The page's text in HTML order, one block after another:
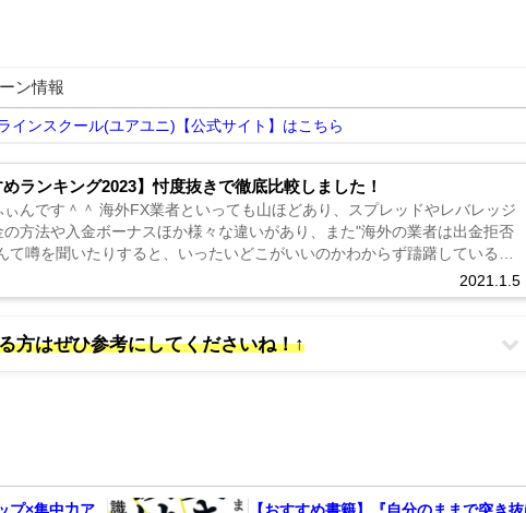
ン情報
インスクール(ユアユニ)【公式サイト】はこちら
めランキング2023】忖度抜きで徹底比較しました！
2021.1.5
んです＾＾ 海外FX業者といっても山ほどあり、スプレッドやレバレッジ
方法や入金ボーナスほか様々な違いがあり、また"海外の業者は出金拒否
て噂を聞いたりすると、いったいどこがいいのかわからず躊躇している人
方はぜひ参考にしてくださいね！↑